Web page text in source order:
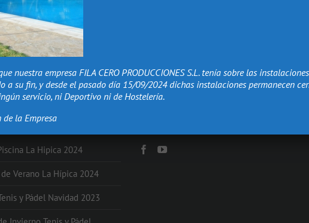
La Hipica 2024
Verano La Hípica 2024
y Pádel Navidad 2023
nuestra empresa FILA CERO PRODUCCIONES S.L. tenía sobre las
a su fin, y desde el pasado día 15/09/2024 dichas instalaciones permanecen
servicio, ni Deportivo ni de Hostelería.
la Empresa